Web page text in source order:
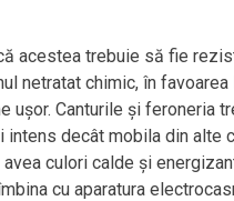
acestea trebuie să fie
netratat chimic, în
uşor. Canturile şi feroneria
decât mobila din alte
culori calde şi
cu aparatura